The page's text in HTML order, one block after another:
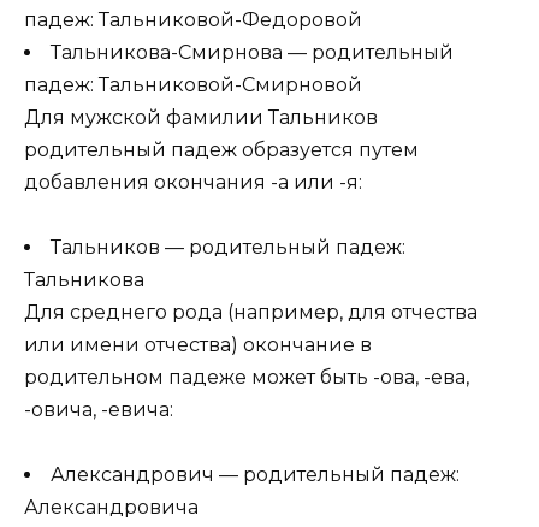
падеж: Тальниковой-Федоровой
Тальникова-Смирнова — родительный
падеж: Тальниковой-Смирновой
Для мужской фамилии Тальников
родительный падеж образуется путем
добавления окончания -а или -я:
Тальников — родительный падеж:
Тальникова
Для среднего рода (например, для отчества
или имени отчества) окончание в
родительном падеже может быть -ова, -ева,
-овича, -евича:
Александрович — родительный падеж:
Александровича